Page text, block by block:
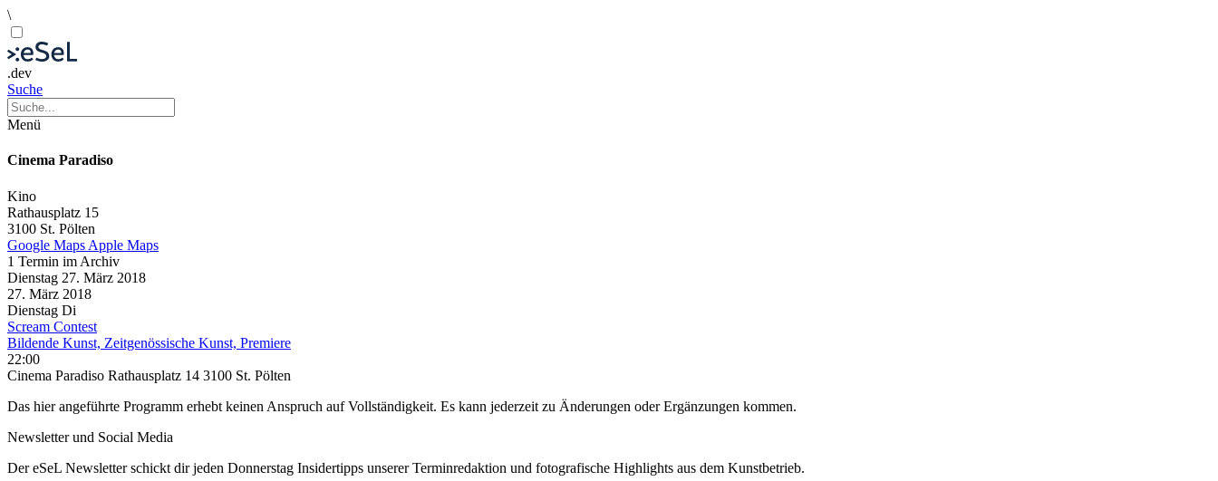
\
.dev
Suche
Menü
Cinema Paradiso
Kino
Rathausplatz 15
3100 St. Pölten
Google Maps Apple Maps
1 Termin im Archiv
Dienstag 27. März 2018
27. März 2018
Dienstag Di
Scream Contest
Bildende Kunst, Zeitgenössische Kunst, Premiere
22:00
Cinema Paradiso Rathausplatz 14 3100 St. Pölten
Das hier angeführte Programm erhebt keinen Anspruch auf Vollständigkeit. Es kann jederzeit zu Änderungen oder Ergänzungen kommen.
Newsletter und Social Media
Der eSeL Newsletter schickt dir jeden Donnerstag Insidertipps unserer Terminredaktion und fotografische Highlights aus dem Kunstbetrieb.